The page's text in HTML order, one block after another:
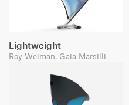
Lightweight
Roy Weiman, Gaia Marsilli